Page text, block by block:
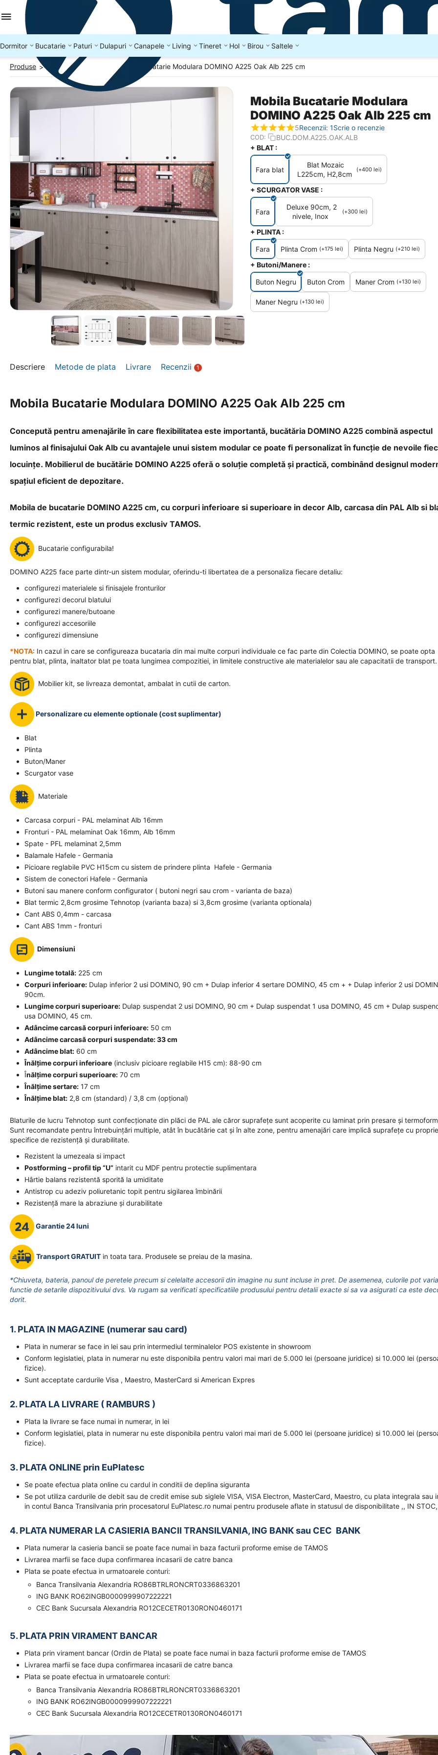
Dormitor Bucatarie Paturi Dulapuri Canapele Living Tineret Hol Birou Saltele
Produse > Bucatarii complete Mobila Bucatarie Modulara DOMINO A225 Oak Alb 225 cm
Mobila Bucatarie Modulara
DOMINO A225 Oak Alb 225 cm
5Recenzii: 1Scrie o recenzie
COD:
BUC.DOM.A225.OAK.ALB
+ BLAT :
Fara blat
Blat Mozaic
L225cm, H2,8cm
(+400 lei)
+ SCURGATOR VASE :
Fara
Deluxe 90cm, 2
nivele, Inox
(+300 lei)
+ PLINTA :
Fara Plinta Crom (+175 lei) Plinta Negru (+210 lei)
+ Butoni/Manere :
Buton Negru Buton Crom Maner Crom (+130 lei)
Maner Negru (+130 lei)
Descriere Metode de plata Livrare Recenzii 1
Mobila Bucatarie Modulara DOMINO A225 Oak Alb 225 cm
Concepută pentru amenajările în care flexibilitatea este importantă, bucătăria DOMINO A225 combină aspectul
luminos al finisajului Oak Alb cu avantajele unui sistem modular ce poate fi personalizat în funcție de nevoile
locuințe. Mobilierul de bucătărie DOMINO A225 oferă o soluție completă și practică, combinând designul
spațiul eficient de depozitare.
Mobila de bucatarie DOMINO A225 cm, cu corpuri inferioare si superioare in decor Alb, carcasa din PAL Alb si
termic rezistent, este un produs exclusiv TAMOS.
Bucatarie configurabila!
DOMINO A225 face parte dintr-un sistem modular, oferindu-ti libertatea de a personaliza fiecare detaliu:
configurezi materialele si finisajele fronturilor
configurezi decorul blatului
configurezi manere/butoane
configurezi accesoriile
configurezi dimensiune
*NOTA: In cazul in care se configureaza bucataria din mai multe corpuri individuale ce fac parte din Colectia DOMINO, se poate opta
pentru blat, plinta, inaltator blat pe toata lungimea compozitiei, in limitele constructive ale materialelor sau ale capacitatii de transport.
Mobilier kit, se livreaza demontat, ambalat in cutii de carton.
Personalizare cu elemente optionale (cost suplimentar)
Blat
Plinta
Buton/Maner
Scurgator vase
Materiale
Carcasa corpuri - PAL melaminat Alb 16mm
Fronturi - PAL melaminat Oak 16mm, Alb 16mm
Spate - PFL melaminat 2,5mm
Balamale Hafele - Germania
Picioare reglabile PVC H15cm cu sistem de prindere plinta Hafele - Germania
Sistem de conectori Hafele - Germania
Butoni sau manere conform configurator ( butoni negri sau crom - varianta de baza)
Blat termic 2,8cm grosime Tehnotop (varianta baza) si 3,8cm grosime (varianta optionala)
Cant ABS 0,4mm - carcasa
Cant ABS 1mm - fronturi
Dimensiuni
Lungime totală: 225 cm
Corpuri inferioare: Dulap inferior 2 usi DOMINO, 90 cm + Dulap inferior 4 sertare DOMINO, 45 cm + + Dulap inferior 2 usi
90cm.
Lungime corpuri superioare: Dulap suspendat 2 usi DOMINO, 90 cm + Dulap suspendat 1 usa DOMINO, 45 cm + Dulap
usa DOMINO, 45 cm.
Adâncime carcasă corpuri inferioare: 50 cm
Adâncime carcasă corpuri suspendate: 33 cm
Adâncime blat: 60 cm
Înălțime corpuri inferioare (inclusiv picioare reglabile H15 cm): 88-90 cm
Înălțime corpuri superioare: 70 cm
Înălțime sertare: 17 cm
Înălțime blat: 2,8 cm (standard) / 3,8 cm (opțional)
Blaturile de lucru Tehnotop sunt confecționate din plăci de PAL ale căror suprafețe sunt acoperite cu laminat prin presare și
Sunt recomandate pentru întrebuințări multiple, atât în bucătărie cat și în alte zone, pentru amenajări care implică suprafețe cu
specifice de rezistență și durabilitate.
Rezistent la umezeala si impact
Postforming – profil tip “U” intarit cu MDF pentru protectie suplimentara
Hârtie balans rezistentă sporită la umiditate
Antistrop cu adeziv poliuretanic topit pentru sigilarea îmbinării
Rezistență mare la abraziune și durabilitate
Garantie 24 luni
Transport GRATUIT in toata tara. Produsele se preiau de la masina.
*Chiuveta, bateria, panoul de peretele precum si celelalte accesorii din imagine nu sunt incluse in pret. De asemenea, culorile pot
functie de setarile dispozitivului dvs. Va rugam sa verificati specificatiile produsului pentru detalii exacte si sa va asigurati ca este
dorit.
1. PLATA IN MAGAZINE (numerar sau card)
Plata in numerar se face in lei sau prin intermediul terminalelor POS existente in showroom
Conform legislatiei, plata in numerar nu este disponibila pentru valori mai mari de 5.000 lei (persoane juridice) si 10.000 lei
fizice).
Sunt acceptate cardurile Visa , Maestro, MasterCard si American Expres
2. PLATA LA LIVRARE ( RAMBURS )
Plata la livrare se face numai in numerar, in lei
Conform legislatiei, plata in numerar nu este disponibila pentru valori mai mari de 5.000 lei (persoane juridice) si 10.000 lei
fizice).
3. PLATA ONLINE prin EuPlatesc
Se poate efectua plata online cu cardul in conditii de deplina siguranta
Se pot utiliza cardurile de debit sau de credit emise sub siglele VISA, VISA Electron, MasterCard, Maestro, cu plata integrala sau
in contul Banca Transilvania prin procesatorul EuPlatesc.ro numai pentru produsele aflate in statusul de disponibilitate ,, IN
4. PLATA NUMERAR LA CASIERIA BANCII TRANSILVANIA, ING BANK sau CEC BANK
Plata numerar la casieria bancii se poate face numai in baza facturii proforme emise de TAMOS
Livrarea marfii se face dupa confirmarea incasarii de catre banca
Plata se poate efectua in urmatoarele conturi:
Banca Transilvania Alexandria RO86BTRLRONCRT0336863201
ING BANK RO62INGB0000999907222221
CEC Bank Sucursala Alexandria RO12CECETR0130RON0460171
5. PLATA PRIN VIRAMENT BANCAR
Plata prin virament bancar (Ordin de Plata) se poate face numai in baza facturii proforme emise de TAMOS
Livrarea marfii se face dupa confirmarea incasarii de catre banca
Plata se poate efectua in urmatoarele conturi:
Banca Transilvania Alexandria RO86BTRLRONCRT0336863201
ING BANK RO62INGB0000999907222221
CEC Bank Sucursala Alexandria RO12CECETR0130RON0460171